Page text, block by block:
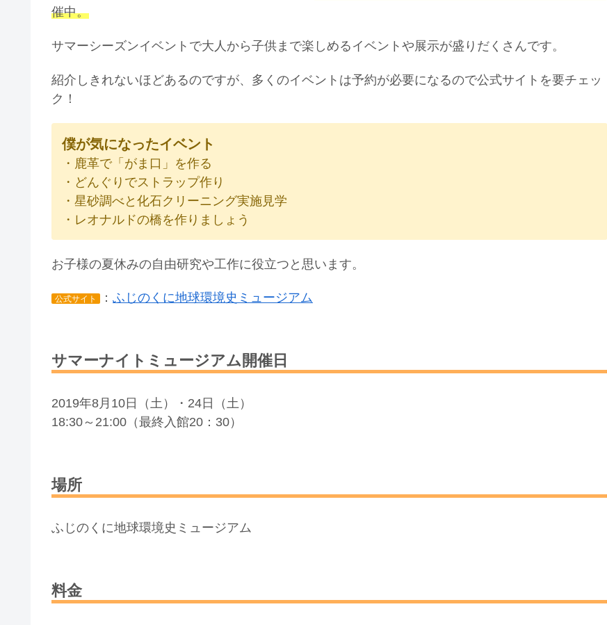
催中。
サマーシーズンイベントで大人から子供まで楽しめるイベントや展示が盛りだくさんです。
紹介しきれないほどあるのですが、多くのイベントは予約が必要になるので公式サイトを要チェッ
ク！
僕が気になったイベント
・鹿革で「がま口」を作る
・どんぐりでストラップ作り
・星砂調べと化石クリーニング実施見学
・レオナルドの橋を作りましょう
お子様の夏休みの自由研究や工作に役立つと思います。
公式サイト ： ふじのくに地球環境史ミュージアム
サマーナイトミュージアム開催日
2019年8月10日（土）・24日（土）
18:30～21:00（最終入館20：30）
場所
ふじのくに地球環境史ミュージアム
料金